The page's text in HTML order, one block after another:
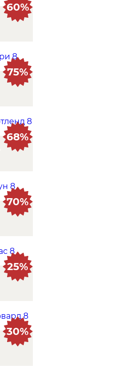
60%
75%
68%
70%
25%
30%